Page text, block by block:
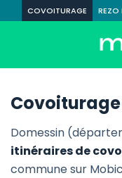
COVOITURAGE REZO
Domessin
itinéraires de
commune sur